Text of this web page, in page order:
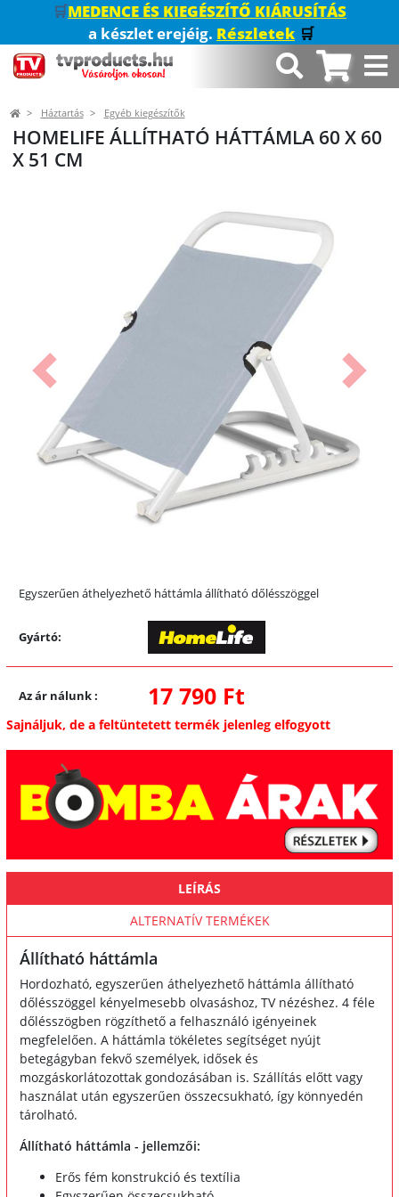
🛒MEDENCE ÉS KIEGÉSZÍTŐ KIÁRUSÍTÁS
a készlet erejéig. Részletek 🛒
Háztartás Egyéb kiegészítők
HOMELIFE ÁLLÍTHATÓ HÁTTÁMLA 60 X 60
X 51 CM
Előző
Egyszerűen áthelyezhető háttámla állítható dőlésszöggel
Gyártó:
Az ár nálunk: 17 790 Ft
Sajnáljuk, de a feltüntetett termék jelenleg elfogyott
LEÍRÁS
ALTERNATÍV TERMÉKEK
Állítható háttámla
Hordozható, egyszerűen áthelyezhető háttámla állítható
dőlésszöggel kényelmesebb olvasáshoz, TV nézéshez. 4 féle
dőlésszögben rögzíthető a felhasználó igényeinek
megfelelően. A háttámla tökéletes segítséget nyújt
betegágyban fekvő személyek, idősek és
mozgáskorlátozottak gondozásában is. Szállítás előtt vagy
használat után egyszerűen összecsukható, így könnyedén
tárolható.
Állítható háttámla - jellemzői:
Erős fém konstrukció és textília